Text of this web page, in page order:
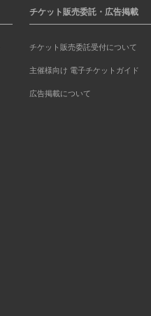
チケット販売委託・広告掲載
チケット販売委託受付について
主催様向け 電子チケットガイド
広告掲載について